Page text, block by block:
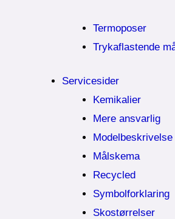
Termoposer
Trykaflastende
Servicesider
Kemikalier​
Mere ansvarlig
Modelbeskrivelse
Målskema
Recycled
Symbolforklaring
Skostørrelser